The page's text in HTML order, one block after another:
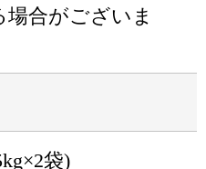
合がございま
袋)